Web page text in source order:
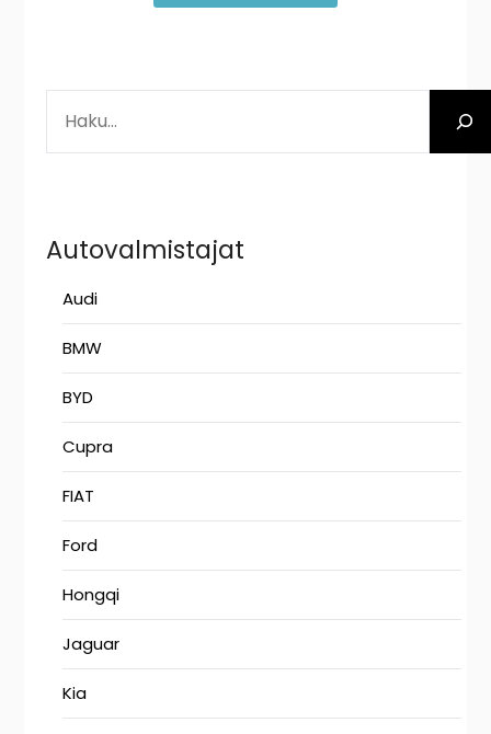
Autovalmistajat
Audi
BMW
BYD
Cupra
FIAT
Ford
Hongqi
Jaguar
Kia